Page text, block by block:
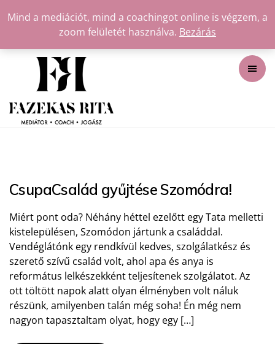
Mind a mediációt, mind a coachingot online is végzem, a
zoom felületét használva. Bezárás
CsupaCsalád gyűjtése Szomódra!
Miért pont oda? Néhány héttel ezelőtt egy Tata melletti
kistelepülésen, Szomódon jártunk a családdal.
Vendéglátónk egy rendkívül kedves, szolgálatkész és
szerető szívű család volt, ahol apa és anya is
református lelkészekként teljesítenek szolgálatot. Az
ott töltött napok alatt olyan élményben volt náluk
részünk, amilyenben talán még soha! Én még nem
nagyon tapasztaltam olyat, hogy egy […]